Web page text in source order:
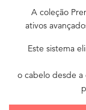
A coleção
ativos
Este sistema
o cabelo desde a